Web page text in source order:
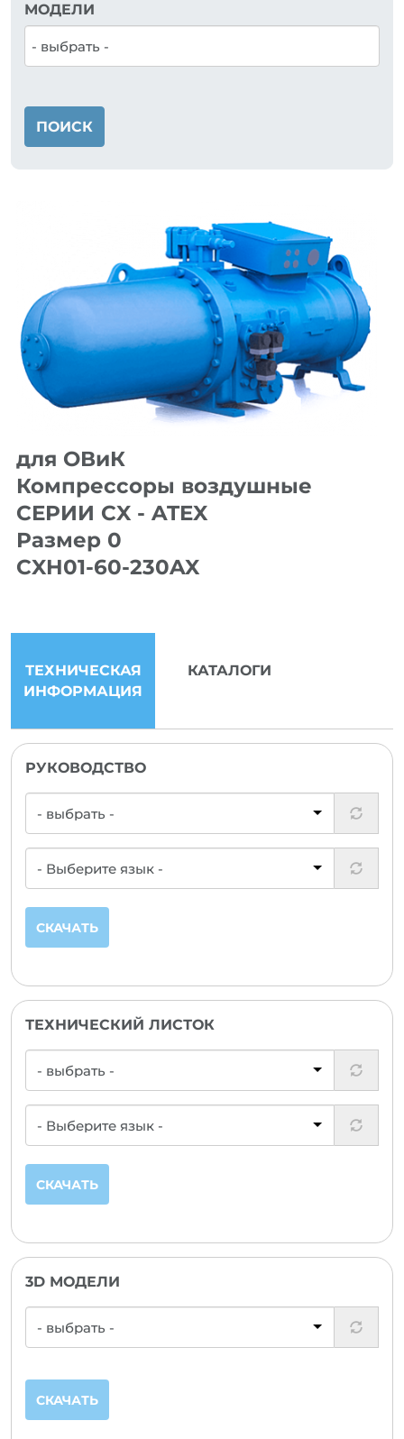
для ОВиК
Компрессоры воздушные
СЕРИИ CX - ATEX
Размер 0
CXH01-60-230AX
ТЕХНИЧЕСКАЯ
ИНФОРМАЦИЯ
КАТАЛОГИ
РУКОВОДСТВО
СКАЧАТЬ
ТЕХНИЧЕСКИЙ ЛИСТОК
СКАЧАТЬ
3D МОДЕЛИ
СКАЧАТЬ
МОДЕЛИ
ПОИСК